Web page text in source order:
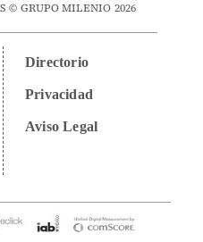
© GRUPO MILENIO 2026
Directorio
Privacidad
Aviso Legal